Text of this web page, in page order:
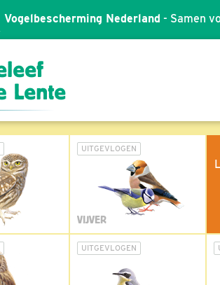
Vogelbescherming Nederland - Samen
UITGEVLOGEN
VIJVER
UITGEVLOGEN